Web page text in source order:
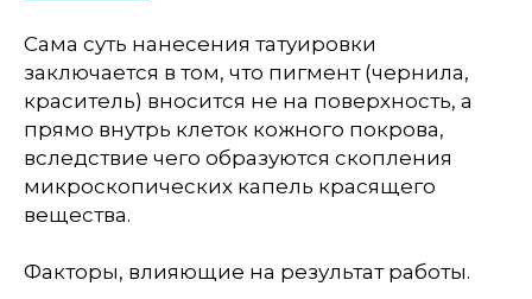
Сама суть нанесения татуировки
заключается в том, что пигмент (чернила,
краситель) вносится не на поверхность, а
прямо внутрь клеток кожного покрова,
вследствие чего образуются скопления
микроскопических капель красящего
вещества.
Факторы, влияющие на результат работы.